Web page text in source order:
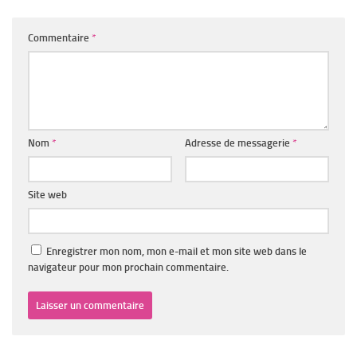
Commentaire *
Nom * Adresse de messagerie *
Site web
Enregistrer mon nom, mon e-mail et mon site web dans le
navigateur pour mon prochain commentaire.